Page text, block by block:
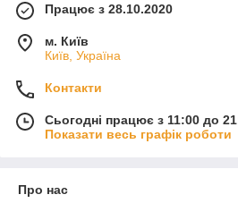
Працює з 28.10.2020
м. Київ
Київ, Україна
Контакти
Сьогодні працює з 11:00 до
Показати весь графік роботи
Про нас